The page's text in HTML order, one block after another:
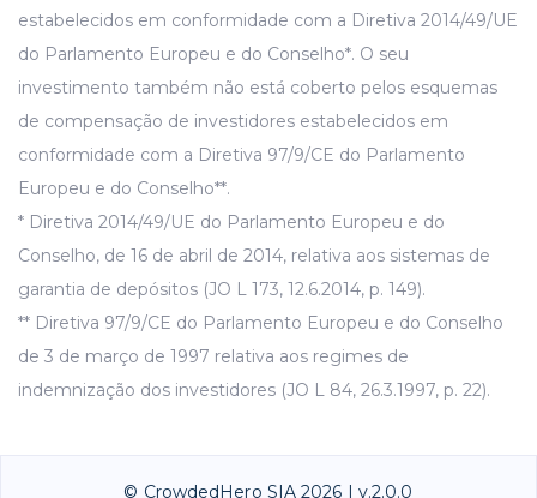
estabelecidos em conformidade com a Diretiva 2014/49/UE
do Parlamento Europeu e do Conselho*. O seu
investimento também não está coberto pelos esquemas
de compensação de investidores estabelecidos em
conformidade com a Diretiva 97/9/CE do Parlamento
Europeu e do Conselho**.
* Diretiva 2014/49/UE do Parlamento Europeu e do
Conselho, de 16 de abril de 2014, relativa aos sistemas de
garantia de depósitos (JO L 173, 12.6.2014, p. 149).
** Diretiva 97/9/CE do Parlamento Europeu e do Conselho
de 3 de março de 1997 relativa aos regimes de
indemnização dos investidores (JO L 84, 26.3.1997, p. 22).
© CrowdedHero SIA 2026 | v.2.0.0